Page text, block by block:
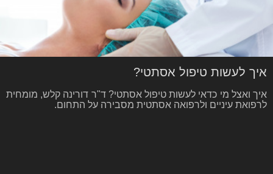
איך לעשות טיפול אסתטי?
איך ואצל מי כדאי לעשות טיפול אסתטי? ד"ר דורינה קלש, מומחית
לרפואת עיניים ולרפואה אסתטית מסבירה על התחום.